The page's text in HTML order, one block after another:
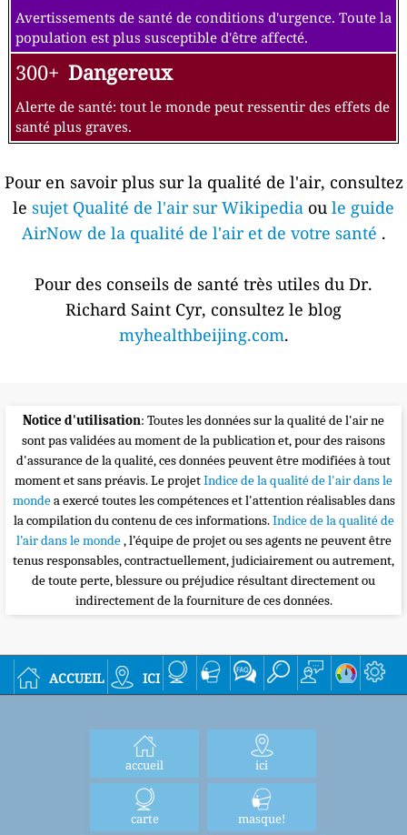
Avertissements de santé de conditions d'urgence. Toute la
population est plus susceptible d'être affecté.
300+ Dangereux
Alerte de santé: tout le monde peut ressentir des effets de
santé plus graves.
Pour en savoir plus sur la qualité de l'air, consultez
le sujet Qualité de l'air sur Wikipedia ou le guide
AirNow de la qualité de l'air et de votre santé .
Pour des conseils de santé très utiles du Dr.
Richard Saint Cyr, consultez le blog
myhealthbeijing.com.
Notice d'utilisation: Toutes les données sur la qualité de l'air ne
sont pas validées au moment de la publication et, pour des raisons
d'assurance de la qualité, ces données peuvent être modifiées à tout
moment et sans préavis. Le projetIndice de la qualité de l'air dans le
mondea exercé toutes les compétences et l'attention réalisables dans
la compilation du contenu de ces informations.Indice de la qualité de
l’air dans le monde, l’équipe de projet ou ses agents ne peuvent être
tenus responsables, contractuellement, judiciairement ou autrement,
de toute perte, blessure ou préjudice résultant directement ou
indirectement de la fourniture de ces données.
accueil ici
accueil ici
carte masque!